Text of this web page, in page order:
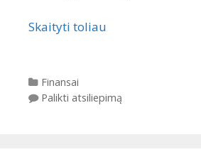
Skaityti toliau
Kategorijos
Finansai
Palikti atsiliepimą